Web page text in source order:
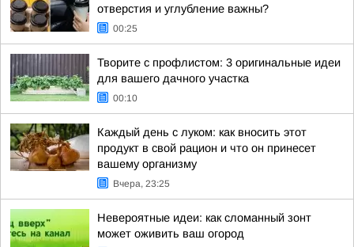
отверстия и углубление важны?
00:25
Творите с профлистом: 3 оригинальные идеи
для вашего дачного участка
00:10
Каждый день с луком: как вносить этот
продукт в свой рацион и что он принесет
вашему организму
Вчера, 23:25
Невероятные идеи: как сломанный зонт
может оживить ваш огород